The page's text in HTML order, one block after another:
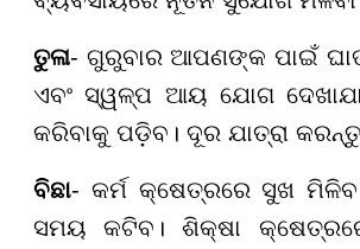
ତୁଳା- ଗୁରୁବାର ଆପଣଙ୍କ ପାଇଁ
ଏବଂ ସ୍ୱଳ୍ପ ଆୟ ଯୋଗ
କରିବାକୁ ପଡ଼ିବ। ଦୂର ଯାତ୍ରା
ବିଛା- କର୍ମ କ୍ଷେତ୍ରରେ ସୁଖ
ସମୟ କଟିବ। ଶିକ୍ଷା କ୍ଷେତ୍ରରେ